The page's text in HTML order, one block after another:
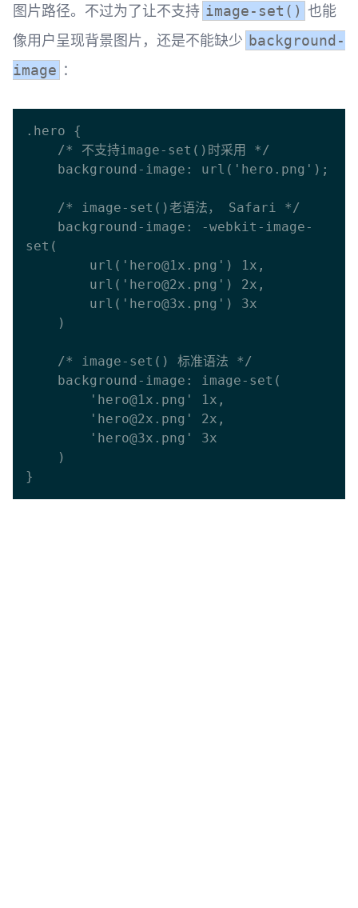
图片路径。不过为了让不支持 image-set() 也能
像用户呈现背景图片，还是不能缺少 background-
image ：
.hero {
set(